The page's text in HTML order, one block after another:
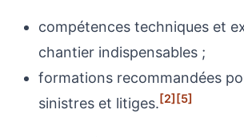
compétences techniques et
chantier indispensables ;
formations recommandées
sinistres et litiges.[2][5]